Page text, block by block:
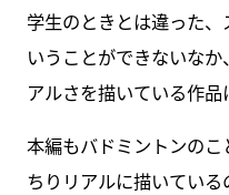
学生のときとは違った
いうことができないな
アルさを描いている作品
本編もバドミントンの
ちりリアルに描いてい